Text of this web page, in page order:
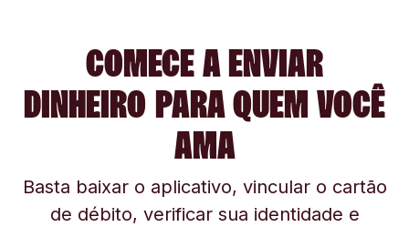
COMECE A ENVIAR
DINHEIRO PARA QUEM VOCÊ
AMA
Basta baixar o aplicativo, vincular o cartão
de débito, verificar sua identidade e